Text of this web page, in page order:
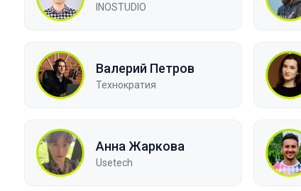
INOSTUDIO
Валерий Петров
Технократия
Анна Жаркова
Usetech